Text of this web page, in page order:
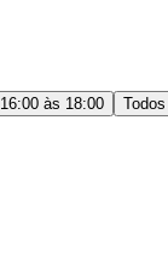
16:00 às 18:00 Todos